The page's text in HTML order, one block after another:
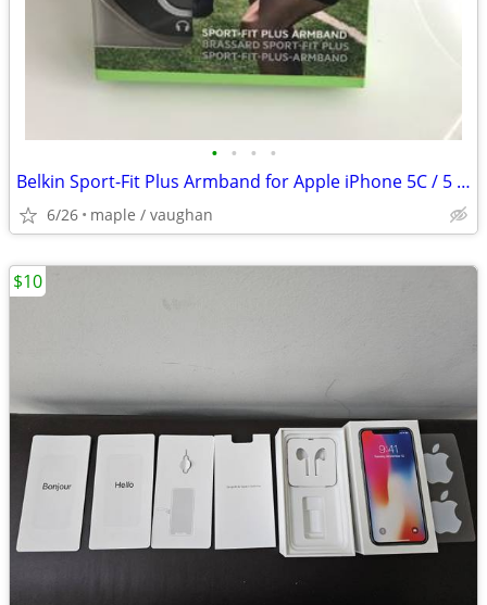
• • • •
Belkin Sport-Fit Plus Armband for Apple iPhone 5C / 5 / 5S
6/26 maple / vaughan
$10